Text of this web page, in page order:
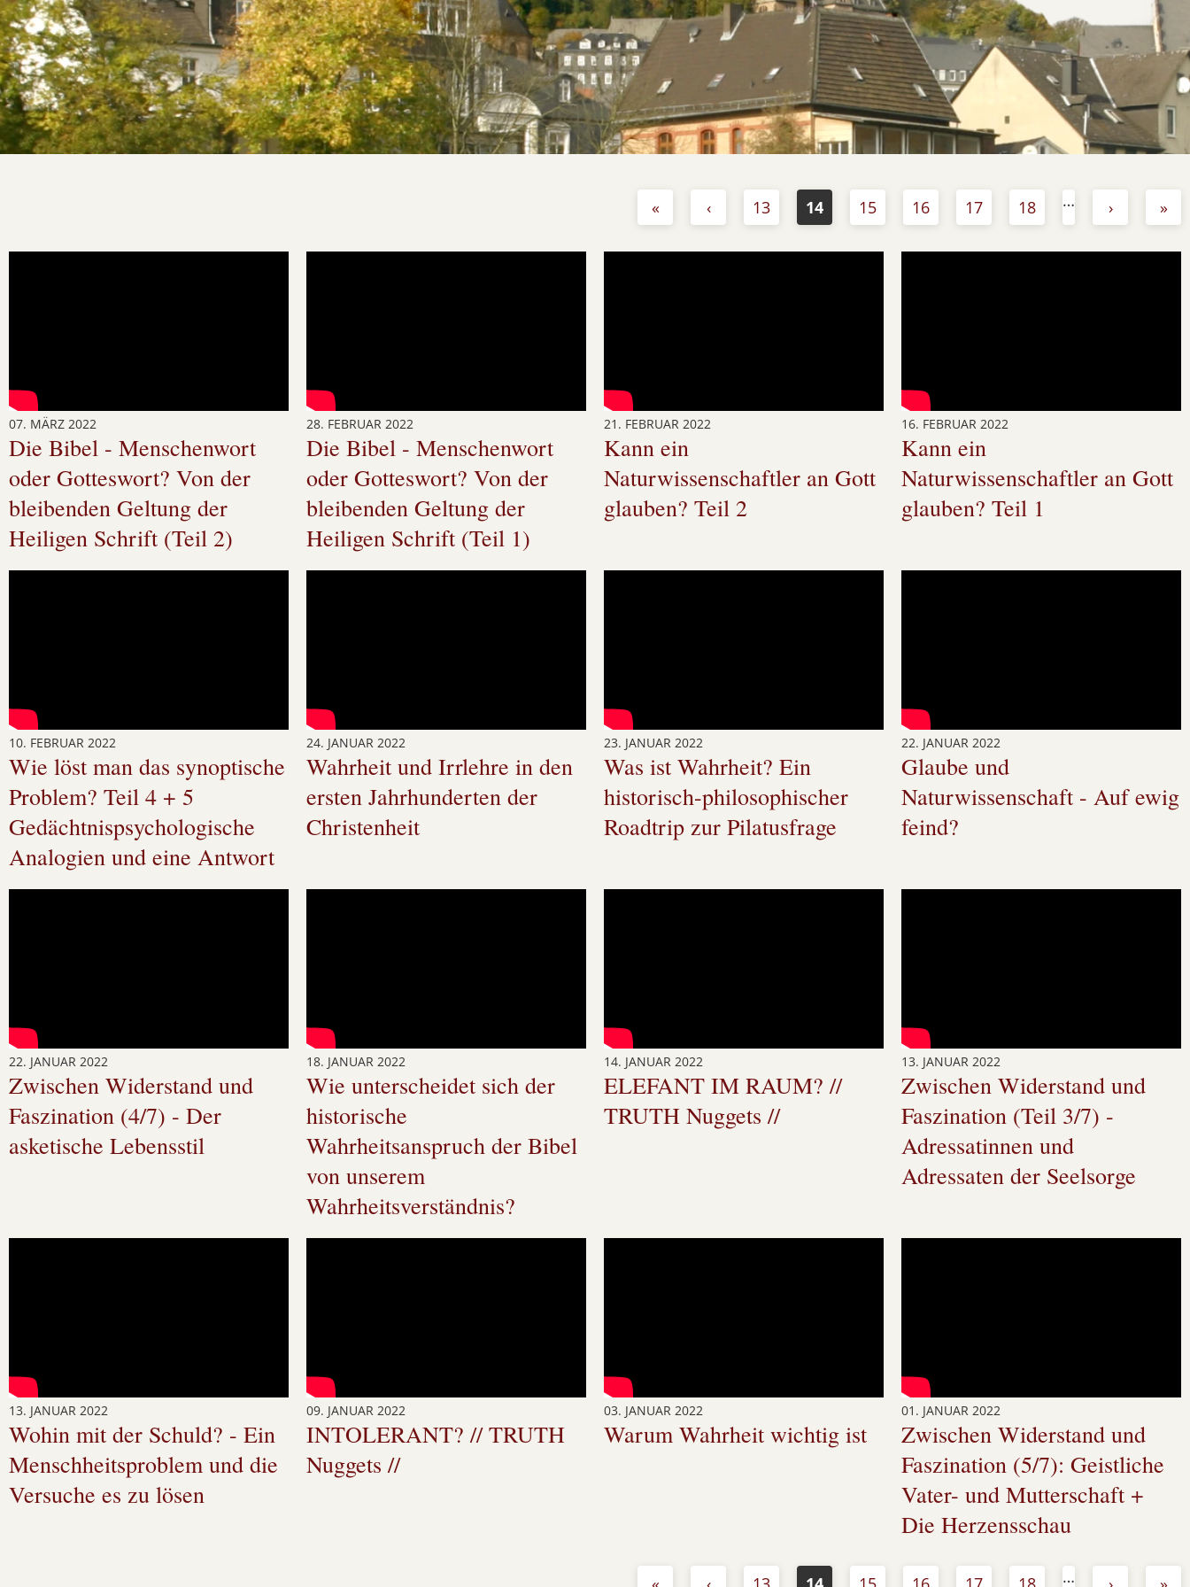
« ‹ 13 14 15 16 17 18 … › »
07. MÄRZ 2022
Die Bibel - Menschenwort
oder Gotteswort? Von der
bleibenden Geltung der
Heiligen Schrift (Teil 2)
28. FEBRUAR 2022
Die Bibel - Menschenwort
oder Gotteswort? Von der
bleibenden Geltung der
Heiligen Schrift (Teil 1)
21. FEBRUAR 2022
Kann ein
Naturwissenschaftler an Gott
glauben? Teil 2
16. FEBRUAR 2022
Kann ein
Naturwissenschaftler an Gott
glauben? Teil 1
10. FEBRUAR 2022
Wie löst man das synoptische
Problem? Teil 4 + 5
Gedächtnispsychologische
Analogien und eine Antwort
24. JANUAR 2022
Wahrheit und Irrlehre in den
ersten Jahrhunderten der
Christenheit
23. JANUAR 2022
Was ist Wahrheit? Ein
historisch-philosophischer
Roadtrip zur Pilatusfrage
22. JANUAR 2022
Glaube und
Naturwissenschaft - Auf ewig
feind?
22. JANUAR 2022
Zwischen Widerstand und
Faszination (4/7) - Der
asketische Lebensstil
18. JANUAR 2022
Wie unterscheidet sich der
historische
Wahrheitsanspruch der Bibel
von unserem
Wahrheitsverständnis?
14. JANUAR 2022
ELEFANT IM RAUM? //
TRUTH Nuggets //
13. JANUAR 2022
Zwischen Widerstand und
Faszination (Teil 3/7) -
Adressatinnen und
Adressaten der Seelsorge
13. JANUAR 2022
Wohin mit der Schuld? - Ein
Menschheitsproblem und die
Versuche es zu lösen
09. JANUAR 2022
INTOLERANT? // TRUTH
Nuggets //
03. JANUAR 2022
Warum Wahrheit wichtig ist
01. JANUAR 2022
Zwischen Widerstand und
Faszination (5/7): Geistliche
Vater- und Mutterschaft +
Die Herzensschau
…